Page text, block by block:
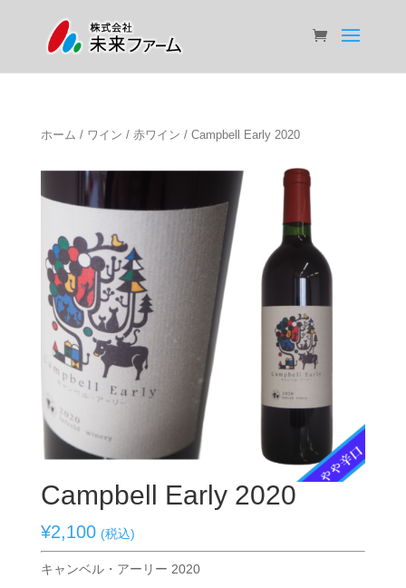
ホーム / ワイン / 赤ワイン / Campbell Early 2020
Campbell Early 2020
¥2,100 (税込)
キャンベル・アーリー 2020